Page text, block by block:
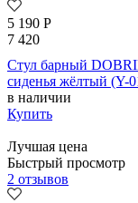
5 190 Р
7 420
Стул барный
сиденья жёлтый (Y-
в наличии
Купить
Лучшая цена
Быстрый просмотр
2 отзывов